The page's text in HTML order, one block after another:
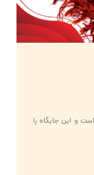
و این جایگاه را